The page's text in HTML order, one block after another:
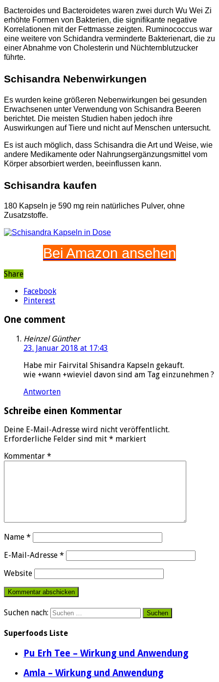
Bacteroides und Bacteroidetes waren zwei durch Wu Wei Zi
erhöhte Formen von Bakterien, die signifikante negative
Korrelationen mit der Fettmasse zeigten. Ruminococcus war
eine weitere von Schidandra verminderte Bakterienart, die zu
einer Abnahme von Cholesterin und Nüchternblutzucker
führte.
Schisandra Nebenwirkungen
Es wurden keine größeren Nebenwirkungen bei gesunden
Erwachsenen unter Verwendung von Schisandra Beeren
berichtet. Die meisten Studien haben jedoch ihre
Auswirkungen auf Tiere und nicht auf Menschen untersucht.
Es ist auch möglich, dass Schisandra die Art und Weise, wie
andere Medikamente oder Nahrungsergänzungsmittel vom
Körper absorbiert werden, beeinflussen kann.
Schisandra kaufen
180 Kapseln je 590 mg rein natürliches Pulver, ohne
Zusatzstoffe.
Bei Amazon ansehen
Share
Facebook
Pinterest
One comment
Heinzel Günther
23. Januar 2018 at 17:43
Habe mir Fairvital Shisandra Kapseln gekauft.
wie +wann +wieviel davon sind am Tag einzunehmen ?
Antworten
Schreibe einen Kommentar
Deine E-Mail-Adresse wird nicht veröffentlicht.
Erforderliche Felder sind mit * markiert
Kommentar *
Name *
E-Mail-Adresse *
Website
Suchen nach:
Superfoods Liste
Pu Erh Tee – Wirkung und Anwendung
Amla – Wirkung und Anwendung